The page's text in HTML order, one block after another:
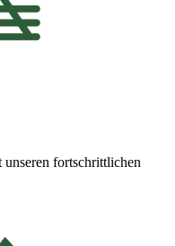
unseren fortschrittlichen